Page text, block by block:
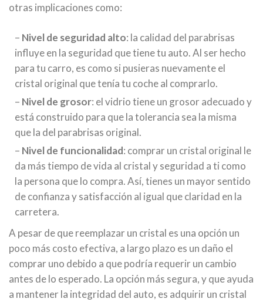
otras implicaciones como:
– Nivel de seguridad alto: la calidad del parabrisas
influye en la seguridad que tiene tu auto. Al ser hecho
para tu carro, es como si pusieras nuevamente el
cristal original que tenía tu coche al comprarlo.
– Nivel de grosor: el vidrio tiene un grosor adecuado y
está construido para que la tolerancia sea la misma
que la del parabrisas original.
– Nivel de funcionalidad: comprar un cristal original le
da más tiempo de vida al cristal y seguridad a ti como
la persona que lo compra. Así, tienes un mayor sentido
de confianza y satisfacción al igual que claridad en la
carretera.
A pesar de que reemplazar un cristal es una opción un
poco más costo efectiva, a largo plazo es un daño el
comprar uno debido a que podría requerir un cambio
antes de lo esperado. La opción más segura, y que ayuda
a mantener la integridad del auto, es adquirir un cristal